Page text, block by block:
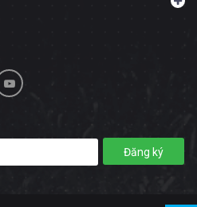
Đăng ký